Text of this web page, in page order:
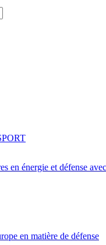
en énergie et défense
en matière de défense